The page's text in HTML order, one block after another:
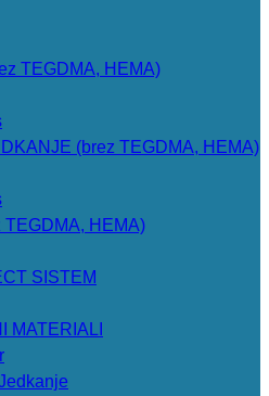
TEGDMA, HEMA)
(brez TEGDMA, HEMA)
TEGDMA, HEMA)
SISTEM
MATERIALI